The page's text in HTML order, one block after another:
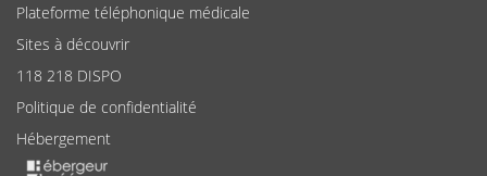
Plateforme téléphonique médicale
Sites à découvrir
118 218 DISPO
Politique de confidentialité
Hébergement